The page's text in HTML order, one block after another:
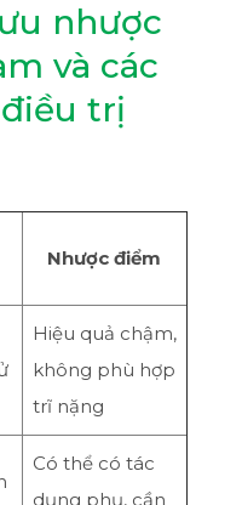
nhược
và các
trị
Nhược điểm
Hiệu quả chậm,
không phù hợp
trĩ nặng
Có thể có tác
dụng phụ, cần